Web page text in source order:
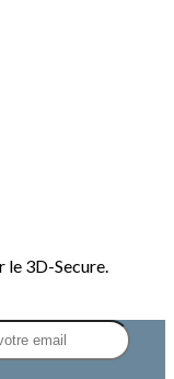
le 3D-Secure.